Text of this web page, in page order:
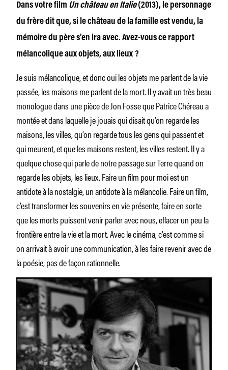
Dans votre film Un château en Italie(2013), le personnage
du frère dit que, si le château de la famille est vendu, la
mémoire du père s’en ira avec. Avez-vous ce rapport
mélancolique aux objets, aux lieux ?
Je suis mélancolique, et donc oui les objets me parlent de la vie
passée, les maisons me parlent de la mort. Il y avait un très beau
monologue dans une pièce de Jon Fosse que Patrice Chéreau a
montée et dans laquelle je jouais qui disait qu’on regarde les
maisons, les villes, qu’on regarde tous les gens qui passent et
qui meurent, et que les maisons restent, les villes restent. Il y a
quelque chose qui parle de notre passage sur Terre quand on
regarde les objets, les lieux. Faire un film pour moi est un
antidote à la nostalgie, un antidote à la mélancolie. Faire un film,
c’est transformer les souvenirs en vie présente, faire en sorte
que les morts puissent venir parler avec nous, effacer un peu la
frontière entre la vie et la mort. Avec le cinéma, c’est comme si
on arrivait à avoir une communication, à les faire revenir avec de
la poésie, pas de façon rationnelle.